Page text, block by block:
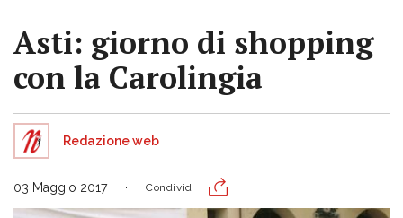
Asti: giorno di shopping
con la Carolingia
Redazione web
03 Maggio 2017 Condividi